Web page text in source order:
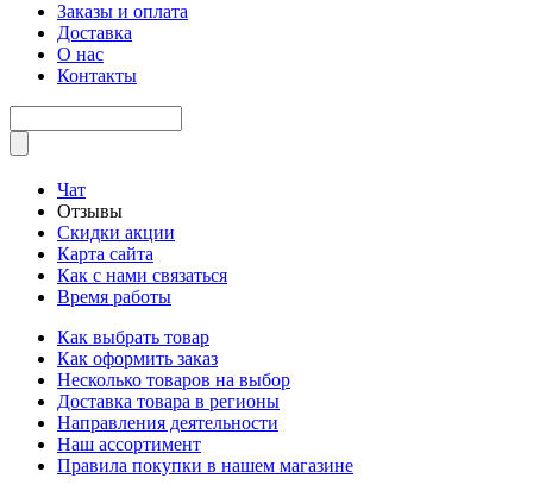
Заказы и оплата
Доставка
О нас
Контакты
Чат
Отзывы
Скидки акции
Карта сайта
Как с нами связаться
Время работы
Как выбрать товар
Как оформить заказ
Несколько товаров на выбор
Доставка товара в регионы
Направления деятельности
Наш ассортимент
Правила покупки в нашем магазине